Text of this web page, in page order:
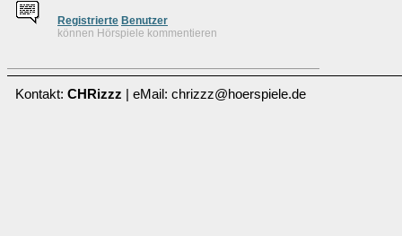
Registrierte Benutzer
können Hörspiele kommentieren
Kontakt: CHRizzz | eMail: chrizzz@hoerspiele.de